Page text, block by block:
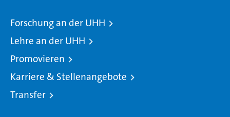
Forschung an der UHH
Lehre an der UHH
Promovieren
Karriere & Stellenangebote
Transfer